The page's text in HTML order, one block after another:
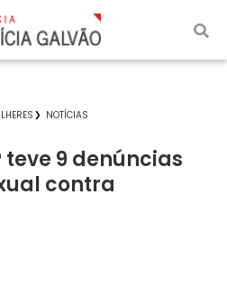
NOTÍCIAS
teve 9 denúncias
contra